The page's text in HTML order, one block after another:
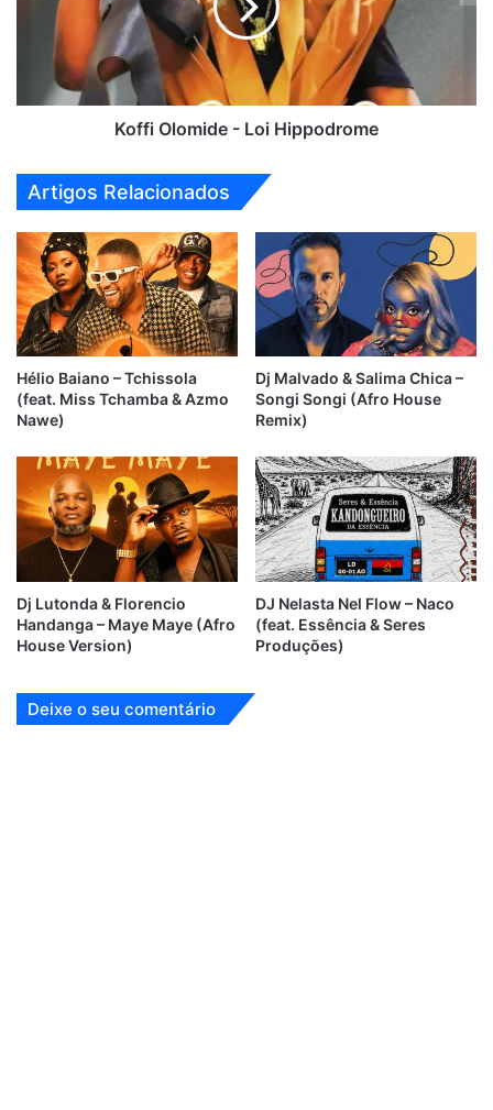
Hippodrome
Koffi Olomide - Loi Hippodrome
Artigos Relacionados
Hélio Baiano – Tchissola
(feat. Miss Tchamba & Azmo
Nawe)
Dj Malvado & Salima Chica –
Songi Songi (Afro House
Remix)
Dj Lutonda & Florencio
Handanga – Maye Maye (Afro
House Version)
DJ Nelasta Nel Flow – Naco
(feat. Essência & Seres
Produções)
Deixe o seu comentário